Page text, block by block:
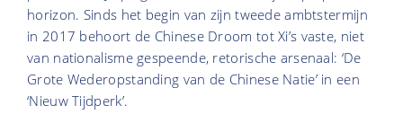
horizon. Sinds het begin van zijn tweede ambtstermijn
in 2017 behoort de Chinese Droom tot Xi’s vaste, niet
van nationalisme gespeende, retorische arsenaal: ‘De
Grote Wederopstanding van de Chinese Natie’ in een
‘Nieuw Tijdperk’.